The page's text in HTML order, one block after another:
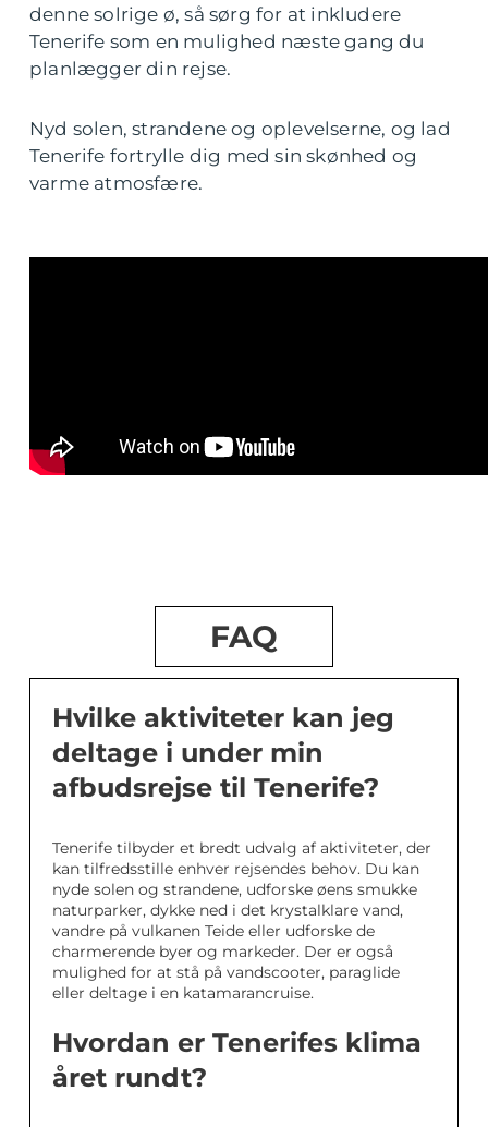
denne solrige ø, så sørg for at inkludere
Tenerife som en mulighed næste gang du
planlægger din rejse.
Nyd solen, strandene og oplevelserne, og lad
Tenerife fortrylle dig med sin skønhed og
varme atmosfære.
FAQ
Hvilke aktiviteter kan jeg
deltage i under min
afbudsrejse til Tenerife?
Tenerife tilbyder et bredt udvalg af aktiviteter, der
kan tilfredsstille enhver rejsendes behov. Du kan
nyde solen og strandene, udforske øens smukke
naturparker, dykke ned i det krystalklare vand,
vandre på vulkanen Teide eller udforske de
charmerende byer og markeder. Der er også
mulighed for at stå på vandscooter, paraglide
eller deltage i en katamarancruise.
Hvordan er Tenerifes klima
året rundt?